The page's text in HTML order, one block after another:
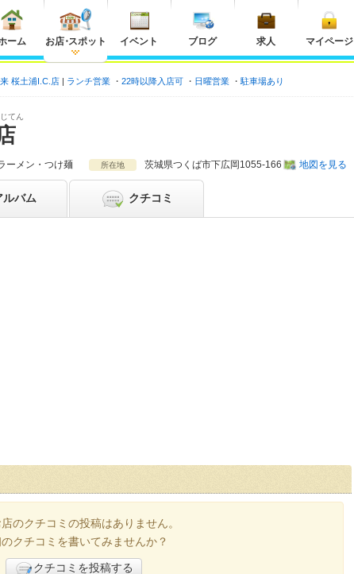
ーム お店・スポット イベント ブログ 求人 マイページ
桜土浦I.C.店 ランチ営業 22時以降入店可 日曜営業 駐車場あり
てん
ーメン・つけ麺 所在地 茨城県つくば市下広岡1055-166 地図を見る
ルバム クチコミ
のクチコミの投稿はありません。
クチコミを書いてみませんか？
クチコミを投稿する